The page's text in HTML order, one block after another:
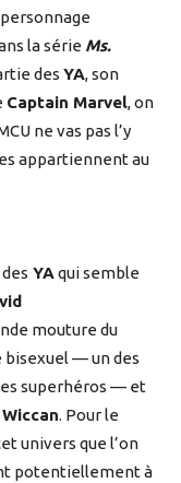
la série Ms.
des YA, son
Captain Marvel, on
ne vas pas l’y
appartiennent au
YAqui semble
mouture du
— un des
superhéros — et
Wiccan. Pour le
univers que l’on
potentiellement à